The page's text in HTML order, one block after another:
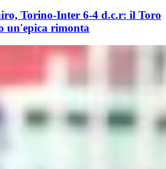
Torino-Inter 6-4 d.c.r: il Toro
un'epica rimonta